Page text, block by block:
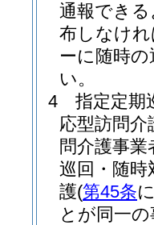
通報でき
布しなけ
ーに随時
い。
4
指定定期
応型訪問介
問介護事
巡回・随時
護(第45条
とが同一